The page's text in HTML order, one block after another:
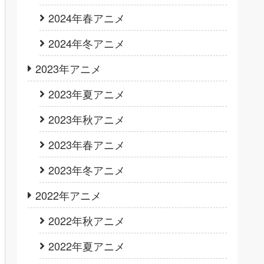
2024年春アニメ
2024年冬アニメ
2023年アニメ
2023年夏アニメ
2023年秋アニメ
2023年春アニメ
2023年冬アニメ
2022年アニメ
2022年秋アニメ
2022年夏アニメ